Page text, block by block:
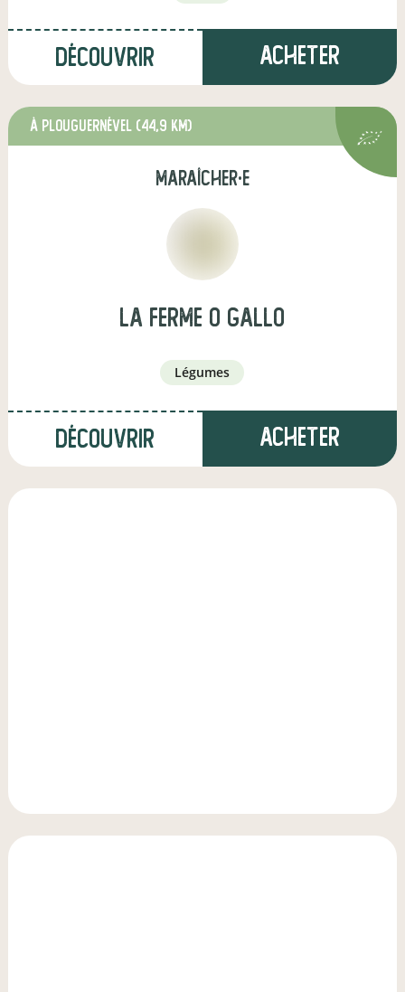
Découvrir Acheter
à Plouguernével (44,9 km)
maraîcher·e
la ferme o gallo
légumes
Découvrir Acheter